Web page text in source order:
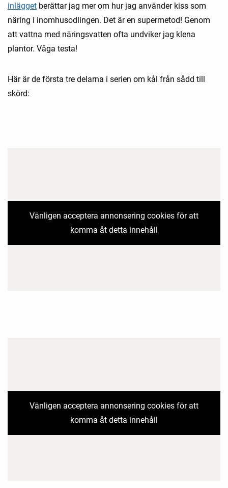
inlägget berättar jag mer om hur jag använder kiss som
näring i inomhusodlingen. Det är en supermetod! Genom
att vattna med näringsvatten ofta undviker jag klena
plantor. Våga testa!
Här är de första tre delarna i serien om kål från sådd till
skörd:
Vänligen acceptera annonsering cookies för att
komma åt detta innehåll
Vänligen acceptera annonsering cookies för att
komma åt detta innehåll